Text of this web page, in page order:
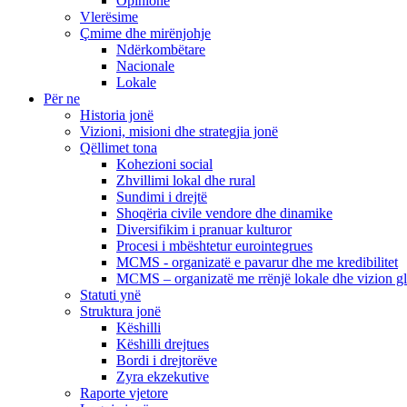
Vlerësime
Çmime dhe mirënjohje
Ndërkombëtare
Nacionale
Lokale
Për ne
Historia jonë
Vizioni, misioni dhe strategjia jonë
Qëllimet tona
Kohezioni social
Zhvillimi lokal dhe rural
Sundimi i drejtë
Shoqëria civile vendore dhe dinamike
Diversifikim i pranuar kulturor
Procesi i mbështetur eurointegrues
MCMS - organizatë e pavarur dhe me kredibilitet
MCMS – organizatë me rrënjë lokale dhe vizion
Statuti ynë
Struktura jonë
Këshilli
Këshilli drejtues
Bordi i drejtorëve
Zyra ekzekutive
Raporte vjetore